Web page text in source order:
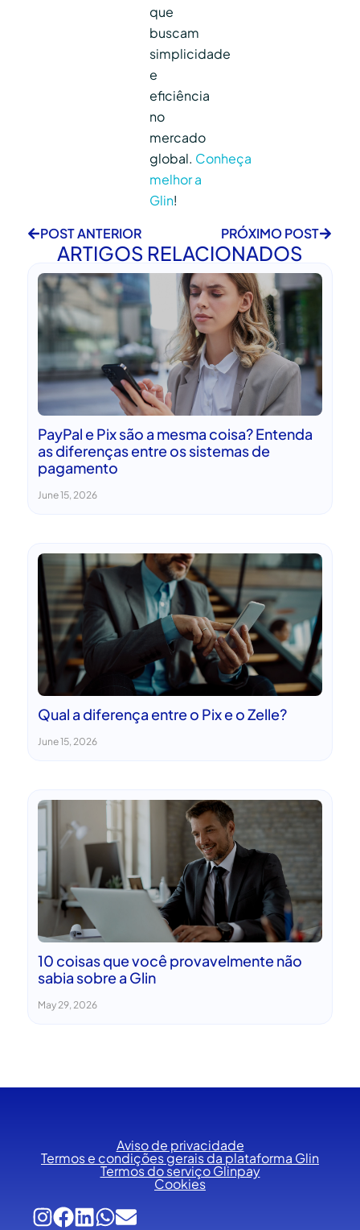
que
buscam
simplicidade
e
eficiência
no
mercado
global. Conheça
melhor a
Glin!
POST ANTERIOR
PRÓXIMO POST
ARTIGOS RELACIONADOS
PayPal e Pix são a mesma coisa? Entenda
as diferenças entre os sistemas de
pagamento
June 15, 2026
Qual a diferença entre o Pix e o Zelle?
June 15, 2026
10 coisas que você provavelmente não
sabia sobre a Glin
May 29, 2026
Aviso de privacidade
Termos e condições gerais da plataforma Glin
Termos do serviço Glinpay
Cookies